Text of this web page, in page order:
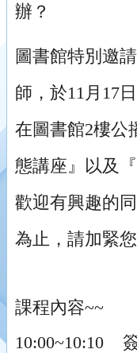
辦？
圖書館特別邀
師，於11月17
在圖書館2樓公
態講座』以及
歡迎有興趣的
為止，請加緊
課程內容~~